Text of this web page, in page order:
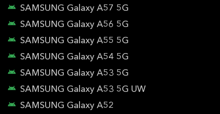
SAMSUNG Galaxy A57 5G
SAMSUNG Galaxy A56 5G
SAMSUNG Galaxy A55 5G
SAMSUNG Galaxy A54 5G
SAMSUNG Galaxy A53 5G
SAMSUNG Galaxy A53 5G UW
SAMSUNG Galaxy A52